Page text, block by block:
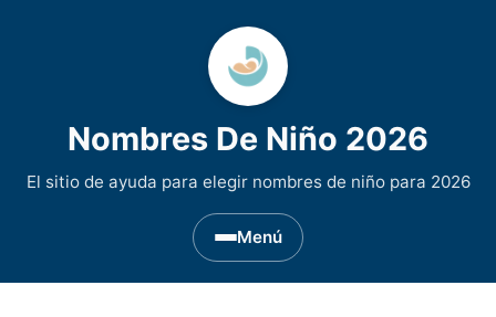
Nombres De Niño 2026
El sitio de ayuda para elegir nombres de niño para 2026
Menú